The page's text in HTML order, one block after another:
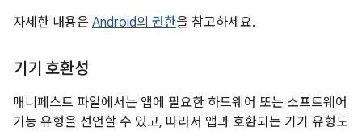
자세한 내용은 Android의 권한을 참고하세요.
기기 호환성
매니페스트 파일에서는 앱에 필요한 하드웨어 또는 소프트웨어
기능 유형을 선언할 수 있고, 따라서 앱과 호환되는 기기 유형도